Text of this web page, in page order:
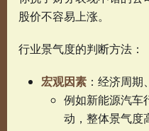
股价不容易上涨。
行业景气度的判断方法：
宏观因素 ：经济周期
例如新能源汽车
动，整体景气度